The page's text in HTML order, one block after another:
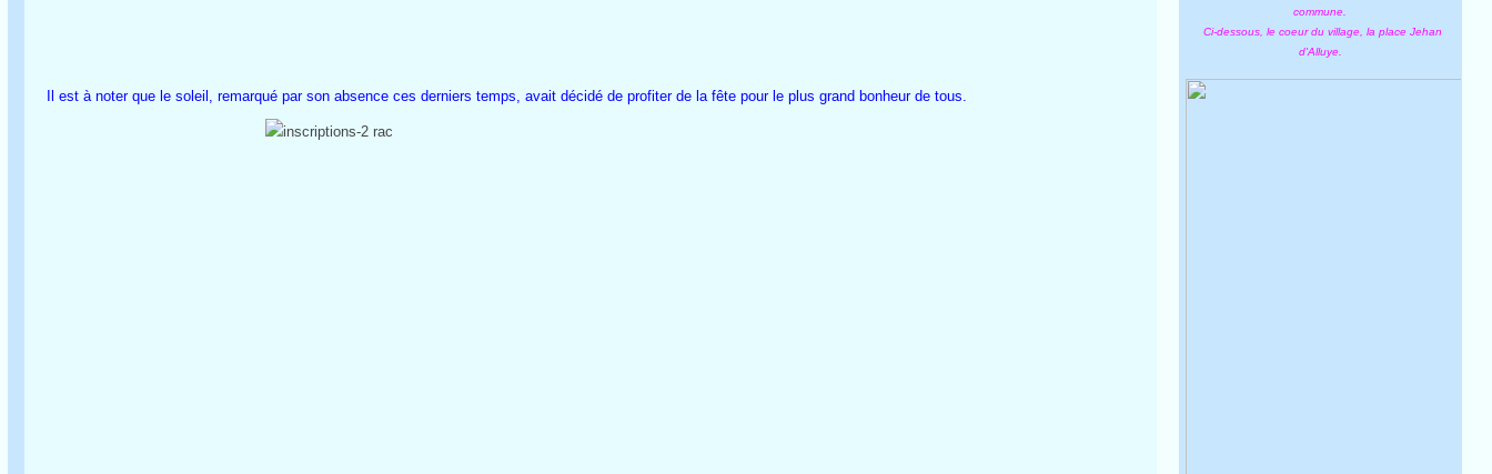
Il est à noter que le soleil, remarqué par son absence ces derniers temps, avait décidé de profiter de la fête pour le plus grand bonheur de tous.
commune.
Ci-dessous, le coeur du village, la place Jehan
d'Alluye.